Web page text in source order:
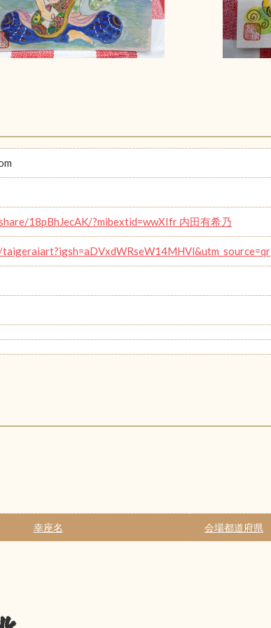
18pBhJecAK/?mibextid=wwXIfr 内田有希乃
幸座名 会場都道府県